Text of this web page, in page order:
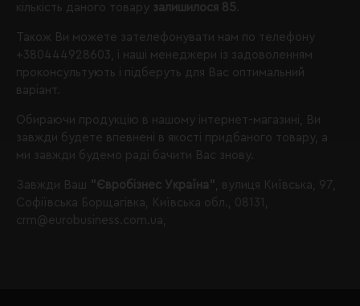
кількість даного товару залишилося 85
Також Ви можете зателефонувати нам по телефону
+380444928603 , і наші менеджери із задоволенням
проконсультують і підберуть для Вас оптимальний
варіант.
Обираючи продукцію в нашому інтернет-магазині, Ви
завжди будете впевнені в якості придбаного товару, а
ми завжди будемо раді бачити Вас знову.
Завжди Ваш "Євробізнес Україна"
, вулиця Київська, 97,
Софіївська Борщагівка, Київська обл., 08131,
crm@eurobusiness.com.ua,